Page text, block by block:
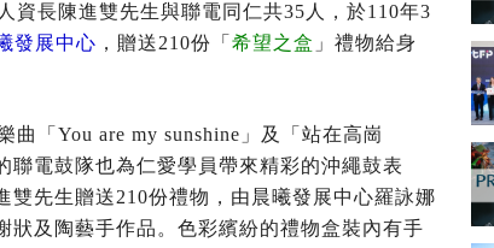
人資長陳進雙先生與聯電同仁共35人，於110年3
發展中心 ，贈送210份「 希望之盒 」禮物給身
曲「You are my sunshine」及「站在高崗
電鼓隊也為仁愛學員帶來精彩的沖繩鼓表
先生贈送210份禮物，由晨曦發展中心羅詠娜
狀及陶藝手作品。色彩繽紛的禮物盒裝內有手